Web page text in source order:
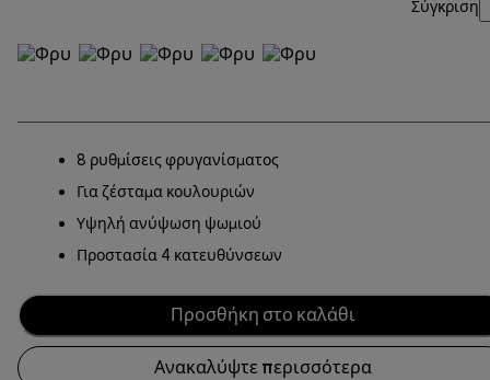
Σύγκριση
8 ρυθμίσεις φρυγανίσματος
Για ζέσταμα κουλουριών
Υψηλή ανύψωση ψωμιού
Προστασία 4 κατευθύνσεων
Προσθήκη στο καλάθι
Ανακαλύψτε περισσότερα